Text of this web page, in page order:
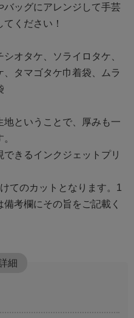
バッグにアレンジして手芸
ください！
オタケ、ソライロタケ、
タマゴタケ巾着袋、ムラ
ということで、厚みも一
きるインクジェットプリ
てのカットとなります。1
考欄にその旨をご記載く
細